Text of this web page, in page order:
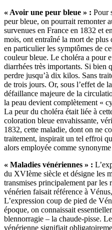
« Avoir une peur bleue » : Pour
peur bleue, on pourrait remonter
survenues en France en 1832 et
mois, ont entraîné la mort de plus
en particulier les symptômes de
couleur bleue. Le choléra a pour
diarrhées très importants. Si bien
perdre jusqu’à dix kilos. Sans
de trois jours. Or, sous l’effet de
défaillance majeure de la
la peau devient complètement «
La peur du choléra était liée à
coloration bleue envahissante,
1832, cette maladie, dont on ne
traitement, inspirait un tel effroi
alors employée comme
« Maladies vénériennes » :
du XVIème siècle et désigne les
transmises principalement par les
vénérien faisait référence à
L’expression coup de pied de
époque, on connaissait
blennorragie – la chaude-pisse.
vénérienne signifiait